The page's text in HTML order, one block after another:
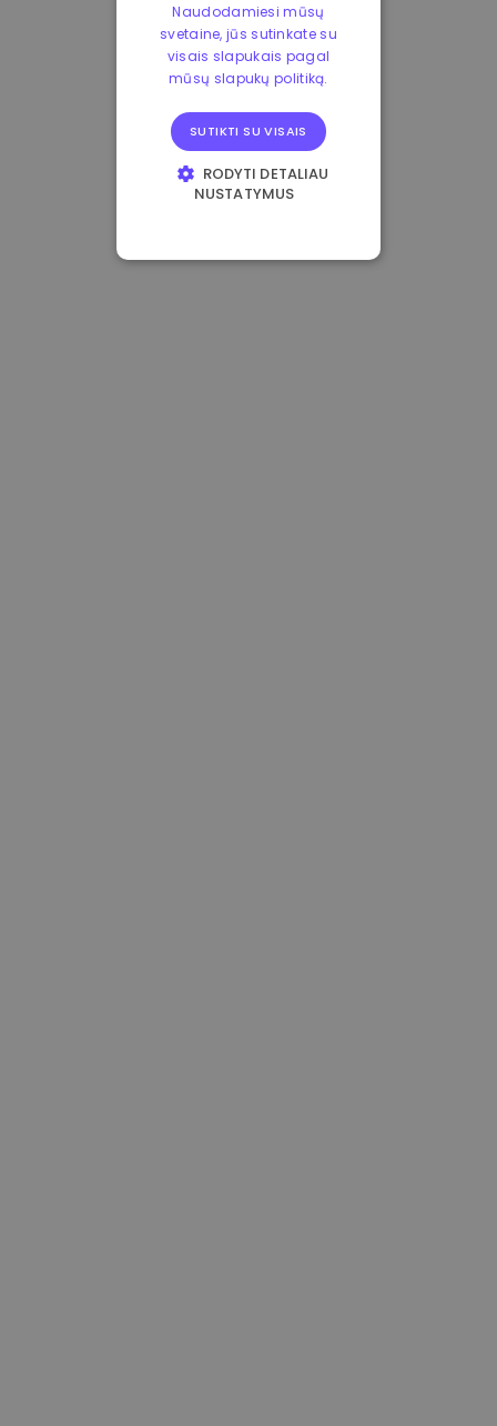
Naudodamiesi mūsų
svetaine, jūs sutinkate su
visais slapukais pagal
mūsų slapukų politiką.
SUTIKTI SU VISAIS
RODYTI DETALIAU
NUSTATYMUS